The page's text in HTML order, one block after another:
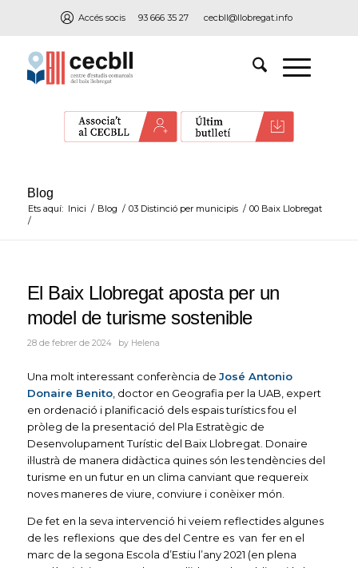
Accés socis 93 666 35 27 cecbll@llobregat.info
Blog
Ets aquí: Inici / Blog / 03 Distinció per municipis / 00 Baix Llobregat
/
El Baix Llobregat aposta per un
model de turisme sostenible
28 de febrer de 2024 by Helena
Una molt interessant conferència de José Antonio
Donaire Benito, doctor en Geografia per la UAB, expert
en ordenació i planificació dels espais turístics fou el
pròleg de la presentació del Pla Estratègic de
Desenvolupament Turístic del Baix Llobregat. Donaire
il·lustrà de manera didàctica quines són les tendències del
turisme en un futur en un clima canviant que requereix
noves maneres de viure, conviure i conèixer món.
De fet en la seva intervenció hi veiem reflectides algunes
de les reflexions que des del Centre es van fer en el
marc de la segona Escola d’Estiu l’any 2021 (en plena